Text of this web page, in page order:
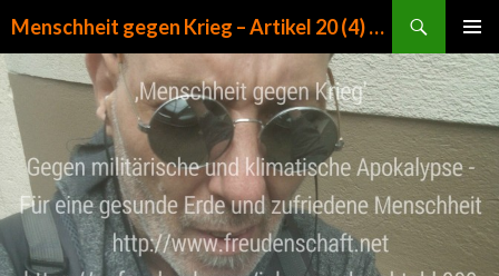
Menschheit gegen Krieg – Artikel 20 (4) GG
MENÜ